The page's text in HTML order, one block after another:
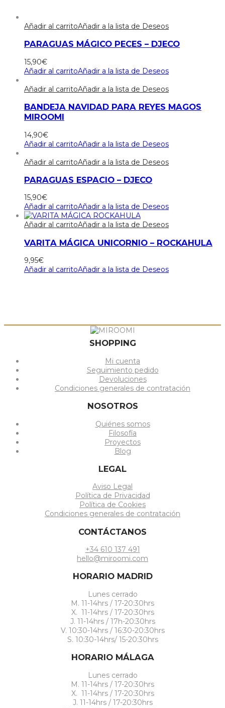
Añadir al carritoAñadir a la lista de Deseos
PARAGUAS MÁGICO PECES – DJECO
15,90€
Añadir al carritoAñadir a la lista de Deseos
Añadir al carritoAñadir a la lista de Deseos
BANDEJA NAVIDAD PARA REYES MAGOS
MIROOMI
14,90€
Añadir al carritoAñadir a la lista de Deseos
Añadir al carritoAñadir a la lista de Deseos
PARAGUAS ESPACIO – DJECO
15,90€
Añadir al carritoAñadir a la lista de Deseos
Añadir al carritoAñadir a la lista de Deseos
VARITA MÁGICA UNICORNIO – ROCKAHULA
9,95€
Añadir al carritoAñadir a la lista de Deseos
SHOPPING
Mi cuenta
Seguimiento pedido
Devoluciones
Condiciones generales de contratación
NOSOTROS
Quiénes somos
Filosofía
Proyectos
Blog
LEGAL
Aviso Legal
Política de Privacidad
Política de Cookies
Condiciones generales de contratación
CONTÁCTANOS
+34 610 137 491
hello@miroomi.com
HORARIO MADRID
Lunes cerrado
M. 11-14hrs / 17-20:30hrs
X. 11-14hrs / 17-20:30hrs
J. 11-14hrs / 17h-20:30hrs
V. 10:30-14hrs / 16:30-20:30hrs
S. 10:30-14hrs/ 15-20:30hrs
HORARIO MÁLAGA
Lunes cerrado
M. 11-14hrs / 17-20:30hrs
X. 11-14hrs / 17-20:30hrs
J. 11-14hrs / 17-20:30hrs